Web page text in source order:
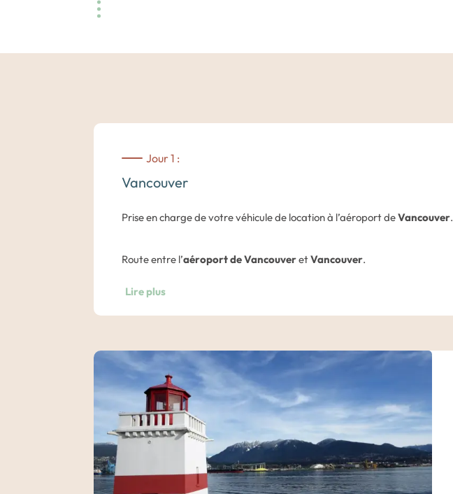
Jour 1 :
Vancouver
Prise en charge de votre véhicule de location à l’aéroport deVancouver.
Route entre l’aéroport de VancouveretVancouver.
Nuit dans un hôtel du centre de Vancouver.
Lire plus